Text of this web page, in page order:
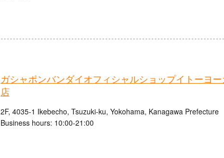
ガシャポンバンダイオフィシャルショップイトーヨ
店
2F, 4035-1 Ikebecho, Tsuzuki-ku, Yokohama, Kanagawa Prefecture
Business hours: 10:00-21:00